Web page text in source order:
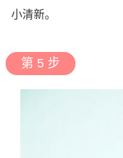
小清新。
第 5 步